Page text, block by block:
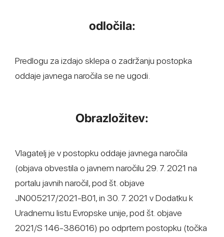
odločila:
Predlogu za izdajo sklepa o zadržanju postopka
oddaje javnega naročila se ne ugodi.
Obrazložitev:
Vlagatelj je v postopku oddaje javnega naročila
(objava obvestila o javnem naročilu 29. 7. 2021 na
portalu javnih naročil, pod št. objave
JN005217/2021-B01, in 30. 7. 2021 v Dodatku k
Uradnemu listu Evropske unije, pod št. objave
2021/S 146-386016) po odprtem postopku (točka